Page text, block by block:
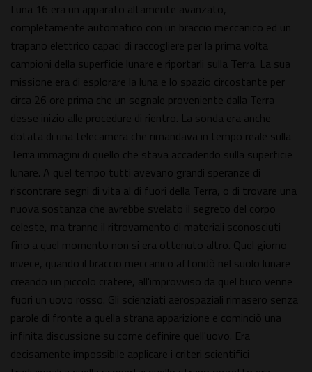
Luna 16 era un apparato altamente avanzato,
completamente automatico con un braccio meccanico ed un
trapano elettrico capaci di raccogliere per la prima volta
campioni della superficie lunare e riportarli sulla Terra. La sua
missione era di esplorare la luna e lo spazio circostante per
circa 26 ore prima che un segnale proveniente dalla Terra
desse inizio alle procedure di rientro. La sonda era anche
dotata di una telecamera che rimandava in tempo reale sulla
Terra immagini di quello che stava accadendo sulla superficie
lunare. A quel tempo tutti avevano grandi speranze di
riscontrare segni di vita al di fuori della Terra, o di trovare una
nuova sostanza che avrebbe svelato il segreto del corpo
celeste, ma tranne il ritrovamento di materiali sconosciuti
fino a quel momento non si era ottenuto altro. Quel giorno
invece, quando il braccio meccanico affondò nel suolo lunare
creando un piccolo cratere, all'improvviso da quel buco venne
fuori un uovo rosso. Gli scienziati aerospaziali rimasero senza
parole di fronte a quella strana apparizione e cominciò una
infinita discussione su come definire quell'uovo. Era
decisamente impossibile applicare i criteri scientifici